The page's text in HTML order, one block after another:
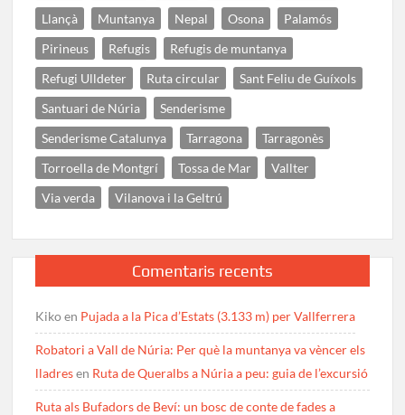
Llançà
Muntanya Nepal Osona
Palamós
Pirineus
Refugis
Refugis de muntanya
Refugi Ulldeter
Ruta circular
Sant Feliu de Guíxols
Santuari de Núria
Senderisme
Senderisme Catalunya
Tarragona
Tarragonès
Torroella de Montgrí
Tossa de Mar
Vallter
Via verda
Vilanova i la Geltrú
Comentaris recents
Kikoen Pujada a la Pica d’Estats (3.133 m) per Vallferrera
Robatori a Vall de Núria: Per què la muntanya va vèncer els
lladresen Ruta de Queralbs a Núria a peu: guia de l’excursió
Ruta als Bufadors de Beví: un bosc de conte de fades a